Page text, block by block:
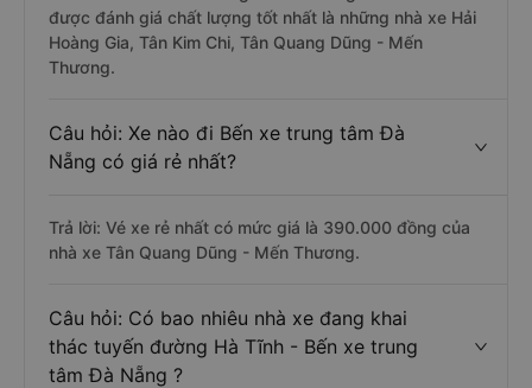
được đánh giá chất lượng tốt nhất là những nhà xe Hải
Hoàng Gia, Tân Kim Chi, Tân Quang Dũng - Mến
Thương.
Câu hỏi: Xe nào đi Bến xe trung tâm Đà
Nẵng có giá rẻ nhất?
Trả lời: Vé xe rẻ nhất có mức giá là 390.000 đồng của
nhà xe Tân Quang Dũng - Mến Thương.
Câu hỏi: Có bao nhiêu nhà xe đang khai
thác tuyến đường Hà Tĩnh - Bến xe trung
tâm Đà Nẵng ?